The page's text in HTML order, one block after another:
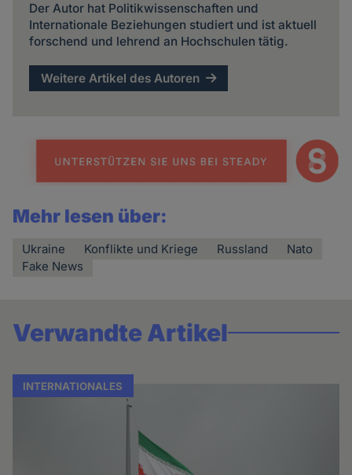
Der Autor hat Politikwissenschaften und
Internationale Beziehungen studiert und ist aktuell
forschend und lehrend an Hochschulen tätig.
Weitere Artikel des Autoren
Mehr lesen über:
Ukraine Konflikte und Kriege Russland
Nato
Fake News
Verwandte Artikel
INTERNATIONALES